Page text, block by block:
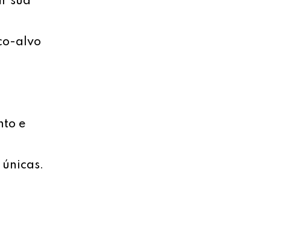
alvo
e